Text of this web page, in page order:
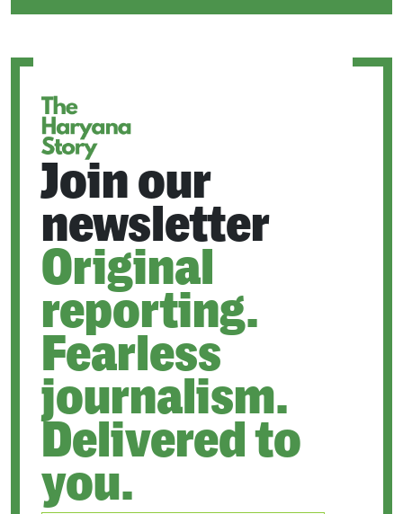
Join our
newsletter
Original
reporting.
Fearless
journalism.
Delivered to
you.